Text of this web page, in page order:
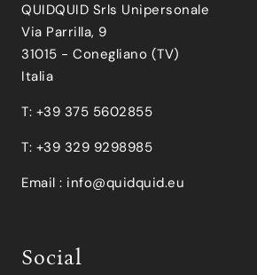
QUIDQUID Srls Unipersonale
Via Parrilla, 9
31015 - Conegliano (TV)
Italia
T: +39 375 5602855
T: +39 329 9298985
Email : info@quidquid.eu
Social